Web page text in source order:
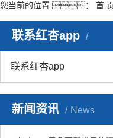
您当前的位置 ： 首
联系红杏app
联系红杏app
新闻资讯 News